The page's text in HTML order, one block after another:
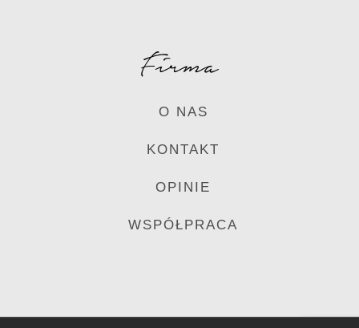
Firma
O NAS
KONTAKT
OPINIE
WSPÓŁPRACA